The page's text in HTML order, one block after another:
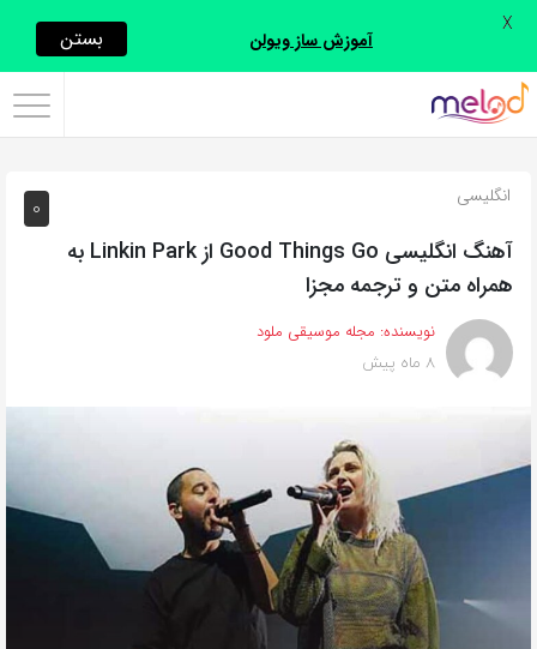
اشتراک
با
روش‌های
زیر
این
صفحه
دوستان
بگذارید.
0 انگلیسی
آهنگ انگلیسی Good Things Go از Linkin Park به
همراه متن و ترجمه مجزا
نویسنده: مجله موسیقی ملود
8 ماه پیش
آموزش ساز ویولن بستن X